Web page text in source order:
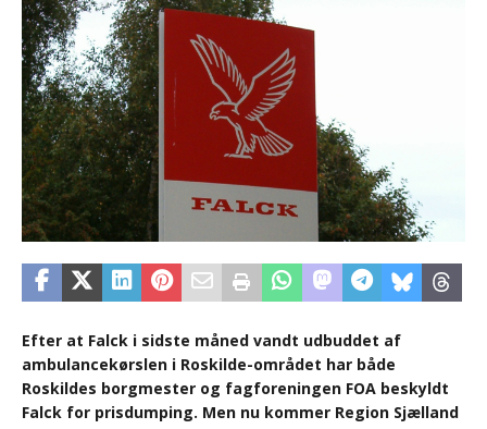
Efter at Falck i sidste måned vandt udbuddet af
ambulancekørslen i Roskilde-området har både
Roskildes borgmester og fagforeningen FOA beskyldt
Falck for prisdumping. Men nu kommer Region Sjælland